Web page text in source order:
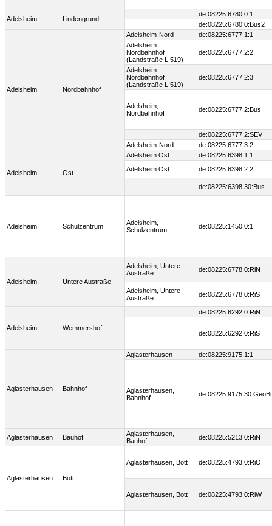
Adelsheim Lindengrund
de:08225:6780:0:1
de:08225:6780:0:Bus2
Adelsheim Nordbahnhof
Adelsheim-Nord
de:08225:6777:1:1
Adelsheim
Nordbahnhof
(Landstraße L 519)
de:08225:6777:2:2
Adelsheim
Nordbahnhof
(Landstraße L 519)
de:08225:6777:2:3
Adelsheim,
Nordbahnhof
de:08225:6777:2:Bus
de:08225:6777:2:SEV
Adelsheim-Nord
de:08225:6777:3:2
Adelsheim Ost
Adelsheim Ost
de:08225:6398:1:1
Adelsheim Ost
de:08225:6398:2:2
de:08225:6398:30:Bus
Adelsheim Schulzentrum
Adelsheim,
Schulzentrum
de:08225:1450:0:1
Adelsheim Untere Austraße
Adelsheim, Untere
Austraße
de:08225:6778:0:RiN
Adelsheim, Untere
Austraße
de:08225:6778:0:RiS
Adelsheim Wemmershof
de:08225:6292:0:RiN
de:08225:6292:0:RiS
Aglasterhausen Bahnhof
Aglasterhausen de:08225:9175:1:1
Aglasterhausen,
Bahnhof
Aglasterhausen Bauhof
Aglasterhausen,
Bauhof
de:08225:5213:0:RiN
Aglasterhausen Bott
Aglasterhausen, Bott de:08225:4793:0:RiO
Aglasterhausen, Bott de:08225:4793:0:RiW